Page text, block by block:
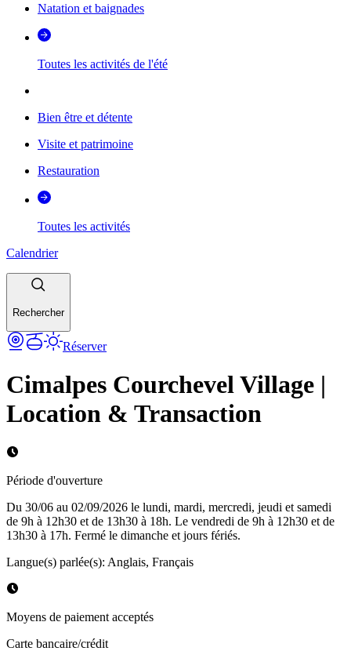
Natation et baignades
Toutes les activités de l'été
Bien être et détente
Visite et patrimoine
Restauration
Toutes les activités
Calendrier
Rechercher
Réserver
Cimalpes Courchevel Village |
Location & Transaction
Période d'ouverture
Du 30/06 au 02/09/2026 le lundi, mardi, mercredi, jeudi et samedi
de 9h à 12h30 et de 13h30 à 18h. Le vendredi de 9h à 12h30 et de
13h30 à 17h. Fermé le dimanche et jours fériés.
Langue(s) parlée(s): Anglais, Français
Moyens de paiement acceptés
Carte bancaire/crédit